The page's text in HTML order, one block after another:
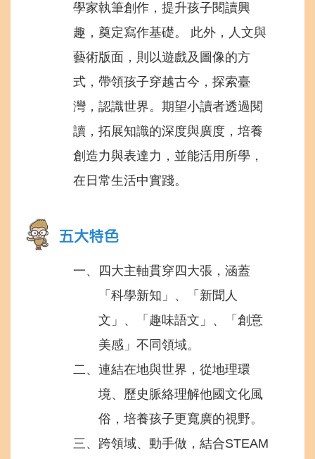
學家執筆創作，提升孩子閱讀興
趣，奠定寫作基礎。 此外，人文與
藝術版面，則以遊戲及圖像的方
式，帶領孩子穿越古今，探索臺
灣，認識世界。期望小讀者透過閱
讀，拓展知識的深度與廣度，培養
創造力與表達力，並能活用所學，
在日常生活中實踐。
一、四大主軸貫穿四大張，涵蓋
「科學新知」、「新聞人
文」、「趣味語文」、「創意
美感」不同領域。
二、連結在地與世界，從地理環
境、歷史脈絡理解他國文化風
俗，培養孩子更寬廣的視野。
三、跨領域、動手做，結合STEAM